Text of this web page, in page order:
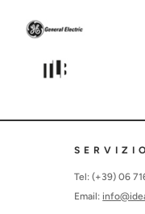
Tel: (+39) 06
Email: